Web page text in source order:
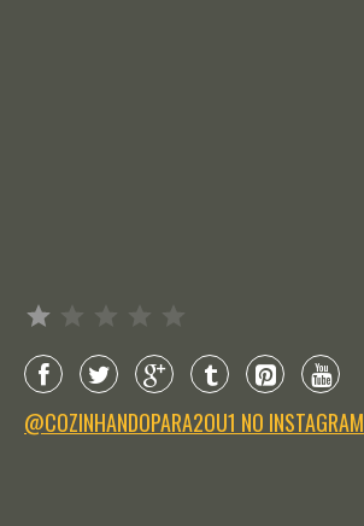
@COZINHANDOPARA2OU1 NO INSTAGRAM